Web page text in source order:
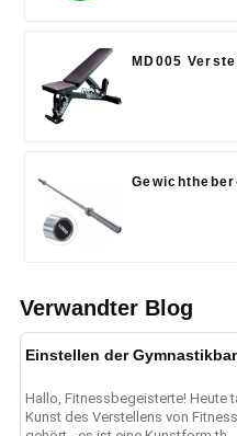
MD005
Verwandter Blog
Einstellen der
Hallo, Fitnessbegeisterte! Heute
Kunst des Verstellens von